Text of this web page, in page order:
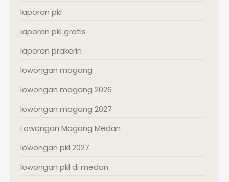
laporan pkl
laporan pkl gratis
laporan prakerin
lowongan magang
lowongan magang 2026
lowongan magang 2027
Lowongan Magang Medan
lowongan pkl 2027
lowongan pkl di medan